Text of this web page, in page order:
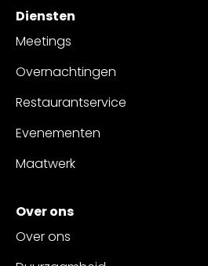
Diensten
Meetings
Overnachtingen
Restaurantservice
Evenementen
Maatwerk
Over ons
Over ons